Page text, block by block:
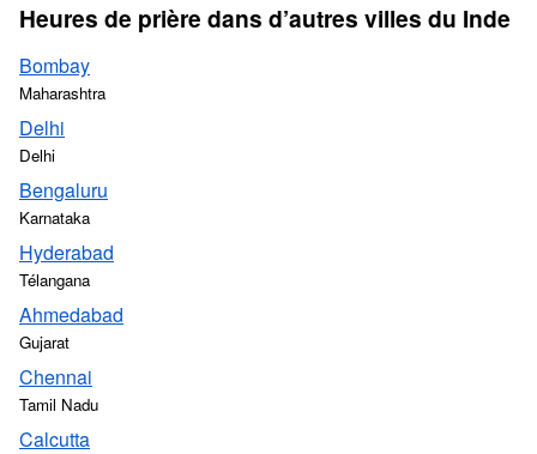
Heures de prière dans d’autres villes du Inde
Bombay
Maharashtra
Delhi
Delhi
Bengaluru
Karnataka
Hyderabad
Télangana
Ahmedabad
Gujarat
Chennai
Tamil Nadu
Calcutta